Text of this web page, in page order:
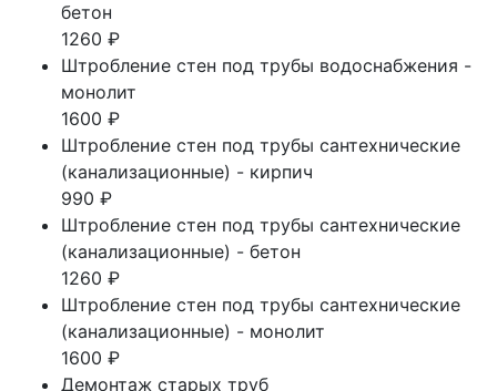
бетон
1260 ₽
Штробление стен под трубы водоснабжения -
монолит
1600 ₽
Штробление стен под трубы сантехнические
(канализационные) - кирпич
990 ₽
Штробление стен под трубы сантехнические
(канализационные) - бетон
1260 ₽
Штробление стен под трубы сантехнические
(канализационные) - монолит
1600 ₽
Демонтаж старых труб